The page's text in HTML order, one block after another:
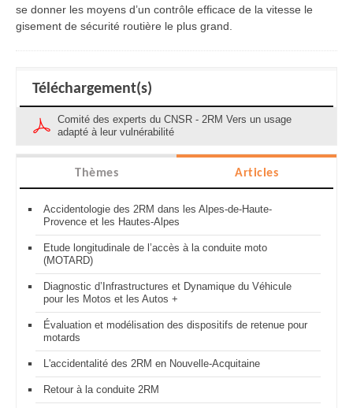
se donner les moyens d’un contrôle efficace de la vitesse le
gisement de sécurité routière le plus grand.
Téléchargement(s)
Comité des experts du CNSR - 2RM Vers un usage
adapté à leur vulnérabilité
Thèmes Articles
Accidentologie des 2RM dans les Alpes-de-Haute-
Provence et les Hautes-Alpes
Etude longitudinale de l’accès à la conduite moto
(MOTARD)
Diagnostic d’Infrastructures et Dynamique du Véhicule
pour les Motos et les Autos +
Évaluation et modélisation des dispositifs de retenue pour
motards
L'accidentalité des 2RM en Nouvelle-Acquitaine
Retour à la conduite 2RM